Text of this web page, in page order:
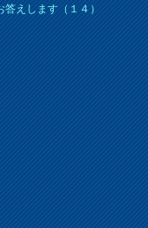
答えします（１４）